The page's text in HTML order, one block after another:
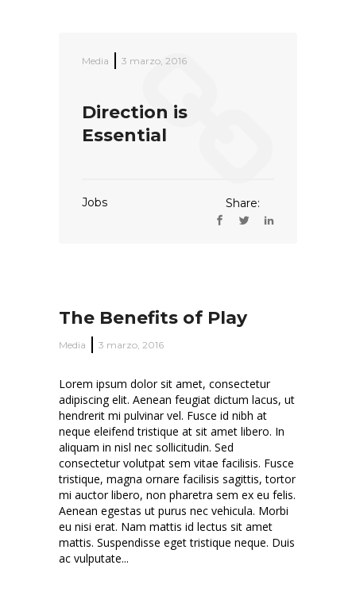
Media 3 marzo, 2016
Direction is
Essential
Jobs Share:
The Benefits of Play
Media 3 marzo, 2016
Lorem ipsum dolor sit amet, consectetur
adipiscing elit. Aenean feugiat dictum lacus, ut
hendrerit mi pulvinar vel. Fusce id nibh at
neque eleifend tristique at sit amet libero. In
aliquam in nisl nec sollicitudin. Sed
consectetur volutpat sem vitae facilisis. Fusce
tristique, magna ornare facilisis sagittis, tortor
mi auctor libero, non pharetra sem ex eu felis.
Aenean egestas ut purus nec vehicula. Morbi
eu nisi erat. Nam mattis id lectus sit amet
mattis. Suspendisse eget tristique neque. Duis
ac vulputate...